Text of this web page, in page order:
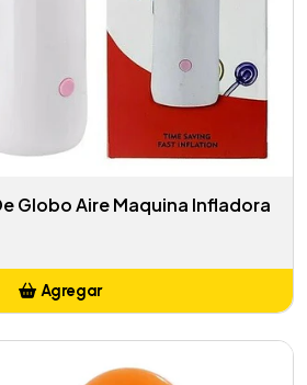
Globo Aire Maquina Infladora
Agregar